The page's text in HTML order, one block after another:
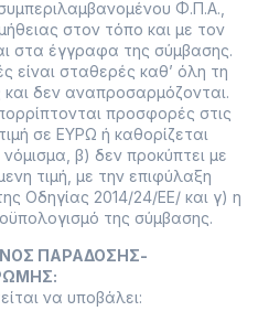
Φ.Π.Α.,
στον τόπο και με τον
στα έγγραφα της σύμβασης.
είναι σταθερές καθ’ όλη τη
και δεν αναπροσαρμόζονται.
προσφορές στις
σε ΕΥΡΩ ή καθορίζεται
β) δεν προκύπτει με
τιμή, με την επιφύλαξη
Οδηγίας 2014/24/ΕΕ/ και γ) η
της σύμβασης.
ΠΑΡΑΔΟΣΗΣ-
να υποβάλει: